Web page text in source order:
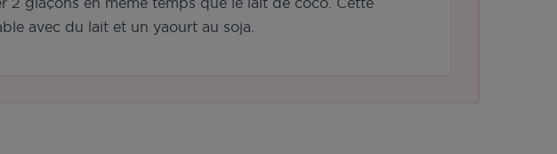
avec du lait et un yaourt au soja.